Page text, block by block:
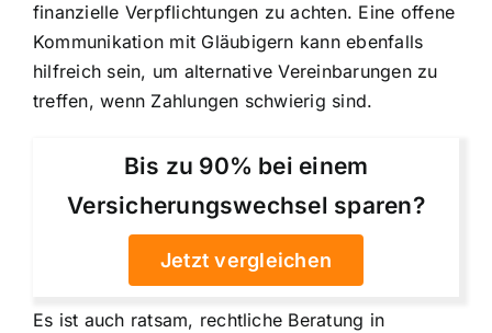
finanzielle Verpflichtungen zu achten. Eine offene
Kommunikation mit Gläubigern kann ebenfalls
hilfreich sein, um alternative Vereinbarungen zu
treffen, wenn Zahlungen schwierig sind.
Bis zu 90% bei einem
Versicherungswechsel sparen?
Jetzt vergleichen
Es ist auch ratsam, rechtliche Beratung in